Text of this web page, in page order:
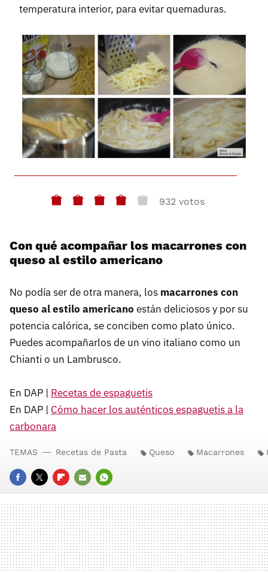
temperatura interior, para evitar quemaduras.
932 votos
Con qué acompañar los macarrones con
queso al estilo americano
No podía ser de otra manera, los macarrones con
queso al estilo americano están deliciosos y por su
potencia calórica, se conciben como plato único.
Puedes acompañarlos de un vino italiano como un
Chianti o un Lambrusco.
En DAP | Recetas de espaguetis
En DAP | Cómo hacer los auténticos espaguetis a la
carbonara
FACEBOOK
TWITTERFLIPBOARD
E-
MAIL
WHATSAPP
TEMAS Recetas de Pasta Queso Macarrones